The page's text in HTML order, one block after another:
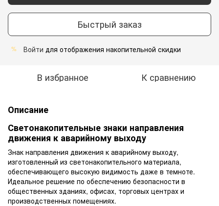
Быстрый заказ
% Войти для отображения накопительной скидки
В избранное К сравнению
Описание
Светонакопительные знаки направления
движения к аварийному выходу
Знак направления движения к аварийному выходу,
изготовленный из светонакопительного материала,
обеспечивающего высокую видимость даже в темноте.
Идеальное решение по обеспечению безопасности в
общественных зданиях, офисах, торговых центрах и
производственных помещениях.